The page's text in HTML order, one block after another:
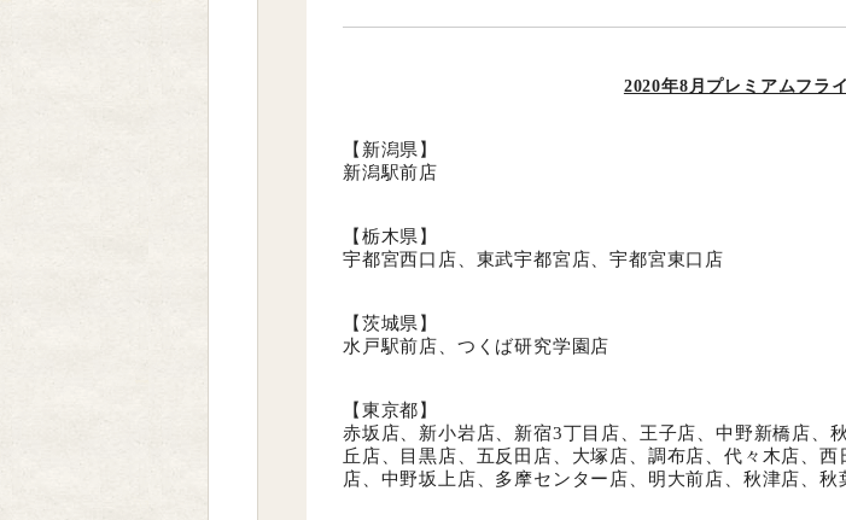
2020年8月プレミアムフラ
【新潟県】
新潟駅前店
【栃木県】
宇都宮西口店、東武宇都宮店、宇都宮東口店
【茨城県】
水戸駅前店、つくば研究学園店
【東京都】
赤坂店、新小岩店、新宿3丁目店、王子店、中野新橋店、
丘店、目黒店、五反田店、大塚店、調布店、代々木店、
店、中野坂上店、多摩センター店、明大前店、秋津店、